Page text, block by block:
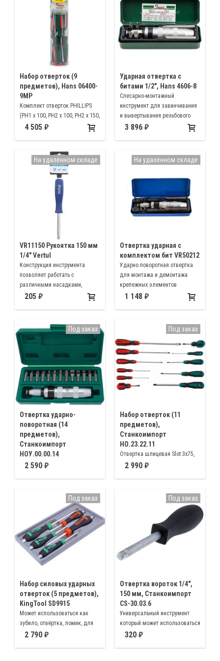
Набор отверток (9
предметов), Hans 06400-
9MP
Комплект отверток PHILLIPS
(РН1 х 100, РН2 х 100, РН2 х 150,
РН2 х 38 мм) Slotted (SL 5.5 х
4 505
Ударная отвертка с
битами 1/2", Hans 4606-8
Слесарно-монтажный
инструмент для завинчивания
и вывертывания резьбового
крепежа, имеющего шлицевые
3 896
VR11150 Рукоятка 150 мм
1/4" Vertul
Конструкция инструмента
позволяет работать с
различными насадками,
удлинителями и воротками а
205
На удалённом складе
Отвертка ударная с
комплектом бит VR50212
Ударно поворотная отвертка
для монтажа и демонтажа
крепежных элементов
1 148
На удалённом складе
Отвертка ударно-
поворотная (14
предметов),
Станкоимпорт
НОУ.00.00.14
Отвертка ударная под квадрат
шестигранные HEX, шлицевые
Slot, крестовые Philips
2 590
Под заказ
Набор отверток (11
предметов),
Станкоимпорт
НО.23.22.11
Отвертка шлицевая Slot 3х75,
4х80, 5.5х125, 6.5х150, 8х200мм ,
2 990
Под заказ
Набор силовых ударных
отверток (5 предметов),
KingTool SD9915
Может использоваться как
зубило, отвёртка, ломик, для
выполнения ремонтно-
2 790
Под заказ
Отвертка вороток 1/4",
150 мм, Станкоимпорт
CS-30.03.6
Универсальный инструмент
который может использоваться
как отвертка с головками
320
Под заказ